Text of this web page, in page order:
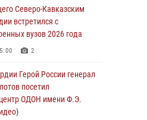
спас росгвардеец в
лагерей посетили
Росгвардии (видео)
3 1
Северо-Кавказским
встретился с
вузов 2026 года
2
Герой России генерал
посетил
ОДОН имени Ф.Э.